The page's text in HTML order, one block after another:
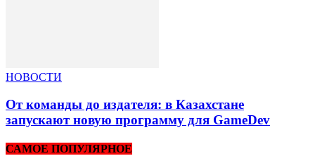
НОВОСТИ
От команды до издателя: в Казахстане
запускают новую программу для GameDev
САМОЕ ПОПУЛЯРНОЕ